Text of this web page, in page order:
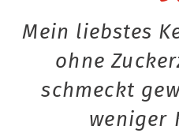
Mein liebstes
ohne
schmeckt
weniger